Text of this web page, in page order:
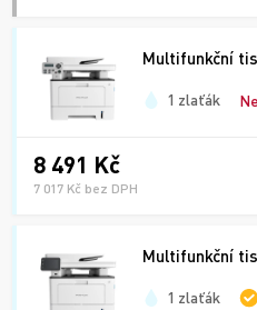
Multifunkční
1 zlaťák
8 491 Kč
7 017 Kč bez DPH
Multifunkční
1 zlaťák